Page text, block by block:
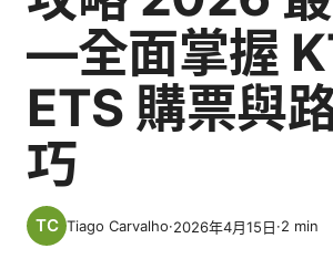
—全面掌握
ETS 購票與
巧
Tiago Carvalho·2026年4月15日·2 min